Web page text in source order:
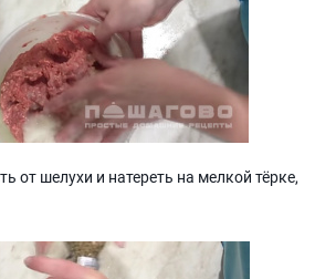
от шелухи и натереть на мелкой тёрке,